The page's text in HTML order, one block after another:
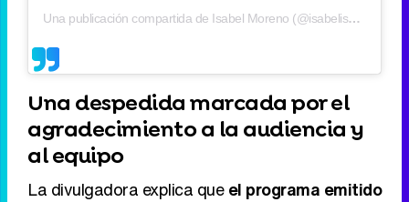
Una publicación compartida de Isabel Moreno (@isabelisamoren)
Una despedida marcada por el
agradecimiento a la audiencia y
al equipo
La divulgadora explica queel programa emitido